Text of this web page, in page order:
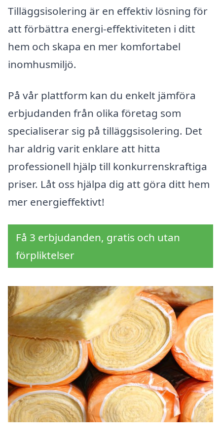
Tilläggsisolering är en effektiv lösning för
att förbättra energi-effektiviteten i ditt
hem och skapa en mer komfortabel
inomhusmiljö.
På vår plattform kan du enkelt jämföra
erbjudanden från olika företag som
specialiserar sig på tilläggsisolering. Det
har aldrig varit enklare att hitta
professionell hjälp till konkurrenskraftiga
priser. Låt oss hjälpa dig att göra ditt hem
mer energieffektivt!
Få 3 erbjudanden, gratis och utan
förpliktelser